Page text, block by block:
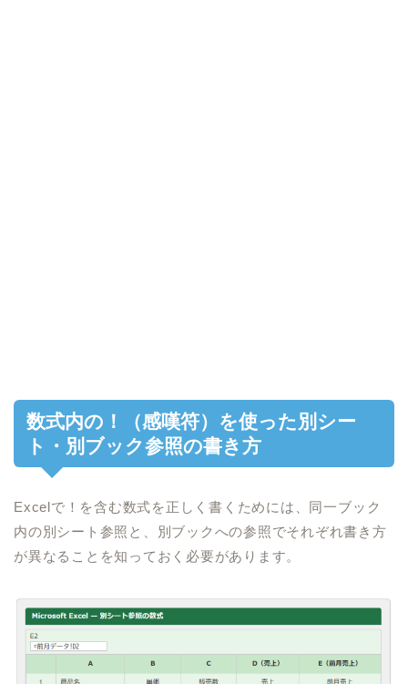
数式内の！（感嘆符）を使った別シー
ト・別ブック参照の書き方
Excelで！を含む数式を正しく書くためには、同一ブック
内の別シート参照と、別ブックへの参照でそれぞれ書き方
が異なることを知っておく必要があります。